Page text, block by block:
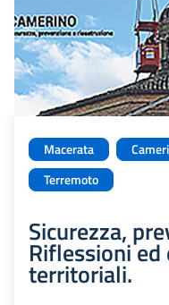
Macerata
Terremoto
Sicurezza,
Riflessioni
territoriali.